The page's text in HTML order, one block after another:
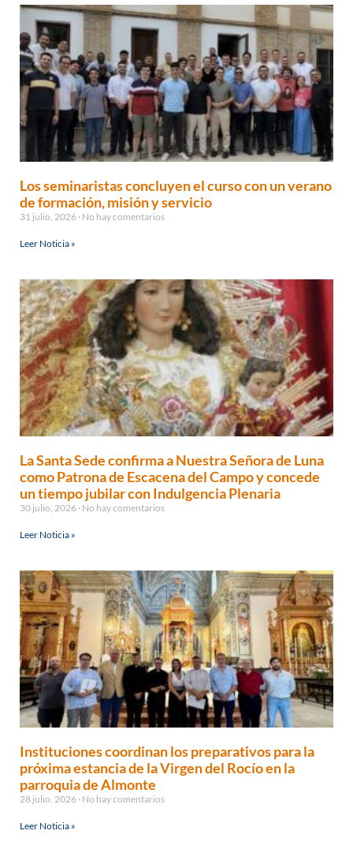
Los seminaristas concluyen el curso con un verano
de formación, misión y servicio
31 julio, 2026 No hay comentarios
Leer Noticia »
La Santa Sede confirma a Nuestra Señora de Luna
como Patrona de Escacena del Campo y concede
un tiempo jubilar con Indulgencia Plenaria
30 julio, 2026 No hay comentarios
Leer Noticia »
Instituciones coordinan los preparativos para la
próxima estancia de la Virgen del Rocío en la
parroquia de Almonte
28 julio, 2026 No hay comentarios
Leer Noticia »